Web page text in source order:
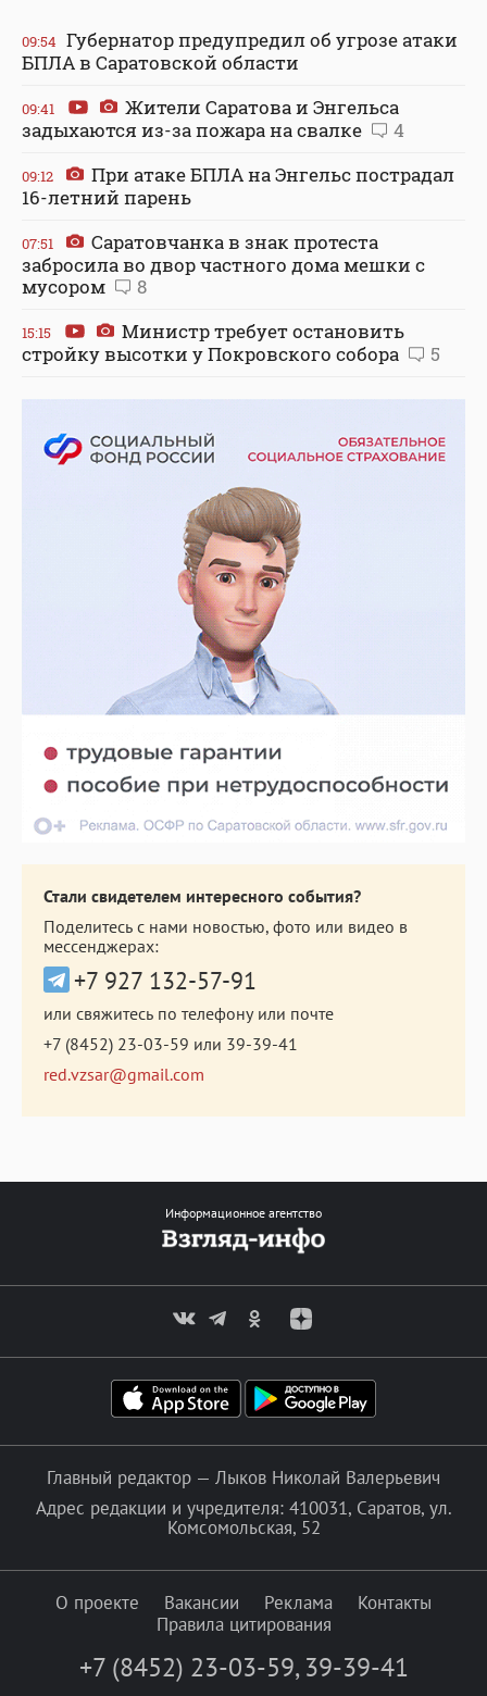
09:54 Губернатор предупредил об угрозе атаки
БПЛА в Саратовской области
09:41
Жители Саратова и Энгельса
задыхаются из-за пожара на свалке
4
09:12
При атаке БПЛА на Энгельс пострадал
16-летний парень
07:51
Саратовчанка в знак протеста
забросила во двор частного дома мешки с
мусором
8
15:15
Министр требует остановить
стройку высотки у Покровского собора
5
Стали свидетелем интересного события?
Поделитесь с нами новостью, фото или видео в
мессенджерах:
+7 927 132-57-91
или свяжитесь по телефону или почте
+7 (8452) 23-03-59 или 39-39-41
red.vzsar@gmail.com
Информационное агентство
Главный редактор — Лыков Николай Валерьевич
Адрес редакции и учредителя: 410031, Саратов, ул.
Комсомольская, 52
О проекте Вакансии Реклама
Контакты
Правила цитирования
+7 (8452) 23-03-59, 39-39-41